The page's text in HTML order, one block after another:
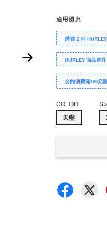
適用優惠
購買 2 件
HURLEY 商品單
全館消費滿100元
COLOR
天藍